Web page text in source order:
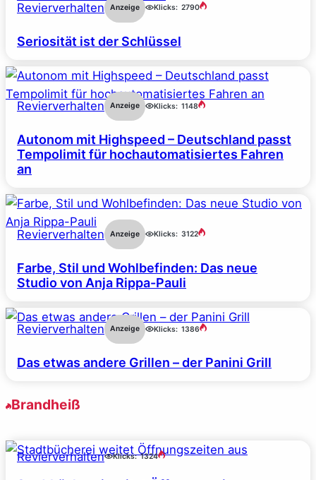
Revierverhalten Anzeige Klicks: 2790
Seriosität ist der Schlüssel
Revierverhalten Anzeige Klicks: 1148
Autonom mit Highspeed – Deutschland passt
Tempolimit für hochautomatisiertes Fahren
an
Revierverhalten Anzeige Klicks: 3122
Farbe, Stil und Wohlbefinden: Das neue
Studio von Anja Rippa-Pauli
Revierverhalten Anzeige Klicks: 1386
Das etwas andere Grillen – der Panini Grill
Brandheiß
Revierverhalten Klicks: 1324